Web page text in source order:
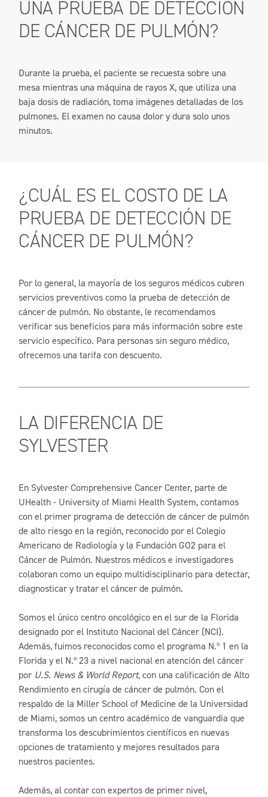
UNA PRUEBA DE DETECCIÓN
DE CÁNCER DE PULMÓN?
Durante la prueba, el paciente se recuesta sobre una
mesa mientras una máquina de rayos X, que utiliza una
baja dosis de radiación, toma imágenes detalladas de los
pulmones. El examen no causa dolor y dura solo unos
minutos.
¿CUÁL ES EL COSTO DE LA
PRUEBA DE DETECCIÓN DE
CÁNCER DE PULMÓN?
Por lo general, la mayoría de los seguros médicos cubren
servicios preventivos como la prueba de detección de
cáncer de pulmón. No obstante, le recomendamos
verificar sus beneficios para más información sobre este
servicio específico. Para personas sin seguro médico,
ofrecemos una tarifa con descuento.
LA DIFERENCIA DE
SYLVESTER
En Sylvester Comprehensive Cancer Center, parte de
UHealth - University of Miami Health System, contamos
con el primer programa de detección de cáncer de pulmón
de alto riesgo en la región, reconocido por el Colegio
Americano de Radiología y la Fundación GO2 para el
Cáncer de Pulmón. Nuestros médicos e investigadores
colaboran como un equipo multidisciplinario para detectar,
diagnosticar y tratar el cáncer de pulmón.
Somos el único centro oncológico en el sur de la Florida
designado por el Instituto Nacional del Cáncer (NCI).
Además, fuimos reconocidos como el programa N.º 1 en la
Florida y el N.º 23 a nivel nacional en atención del cáncer
por U.S. News & World Report, con una calificación de Alto
Rendimiento en cirugía de cáncer de pulmón. Con el
respaldo de la Miller School of Medicine de la Universidad
de Miami, somos un centro académico de vanguardia que
transforma los descubrimientos científicos en nuevas
opciones de tratamiento y mejores resultados para
nuestros pacientes.
Además, al contar con expertos de primer nivel,